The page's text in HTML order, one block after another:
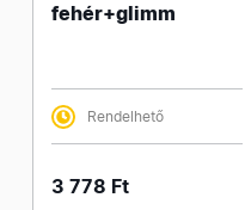
fehér+glimm
Rendelhető
3 778 Ft